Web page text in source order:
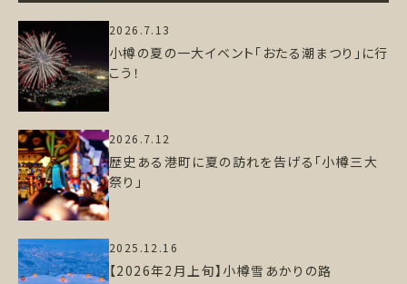
2026.7.13
小樽の夏の一大イベント「おたる潮まつり」に行
こう！
2026.7.12
歴史ある港町に夏の訪れを告げる「小樽三大
祭り」
2025.12.16
【2026年2月上旬】小樽雪あかりの路